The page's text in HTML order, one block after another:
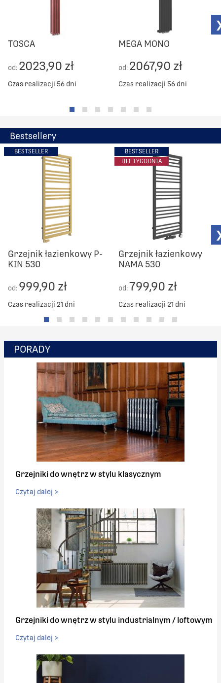
TOSCA
od: 2023,90 zł
Czas realizacji 56 dni
MEGA MONO
od: 2067,90 zł
Czas realizacji 56 dni
Bestsellery
BESTSELLER
Grzejnik łazienkowy P-
KIN 530
od: 999,90 zł
Czas realizacji 21 dni
BESTSELLER
HIT TYGODNIA
Grzejnik łazienkowy
NAMA 530
od:799,90 zł
Czas realizacji 21 dni
PORADY
Grzejniki do wnętrz w stylu klasycznym
Czytaj dalej >
Grzejniki do wnętrz w stylu industrialnym / loftowym
Czytaj dalej >